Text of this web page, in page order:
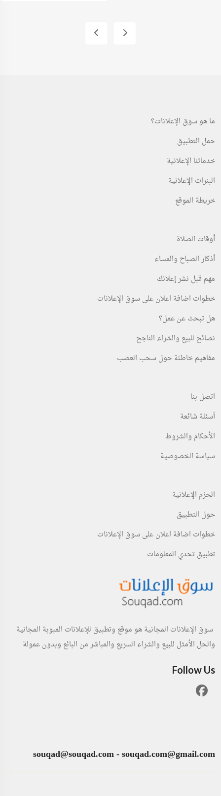
ما هو سوق الإعلانات؟
حمل التطبيق
خدماتنا الإعلانية
البنرات الإعلانية
خريطة الموقع
أوقات الصلاة
أذكار الصباح والمساء
مهم قبل نشر إعلانك
خطوات اضافة اعلان على سوق الإعلانات
هل تبحث عن عمل؟
نصائح للبيع والشراء الناجح
مفاهيم خاطئة حول سحب العصب
اتصل بنا
أسئلة شائعة
الأحكام والشروط
سياسة الخصوصية
الحزم الإعلانية
حول التطبيق
خطوات اضافة اعلان على سوق الإعلانات
تطبيق تحدي المعلومات
سوق الإعلانات المجانية هو موقع وتطبيق للإعلانات المبوبة المجانية
والحل الأمثل للبيع والشراء السريع والمباشر من البائع وبدون عمولة
Follow Us
souqad@souqad.com-souqad.com@gmail.com